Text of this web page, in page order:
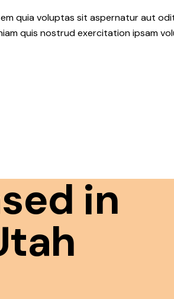
quia voluptas sit aspernatur aut
quis nostrud exercitation ipsam
in